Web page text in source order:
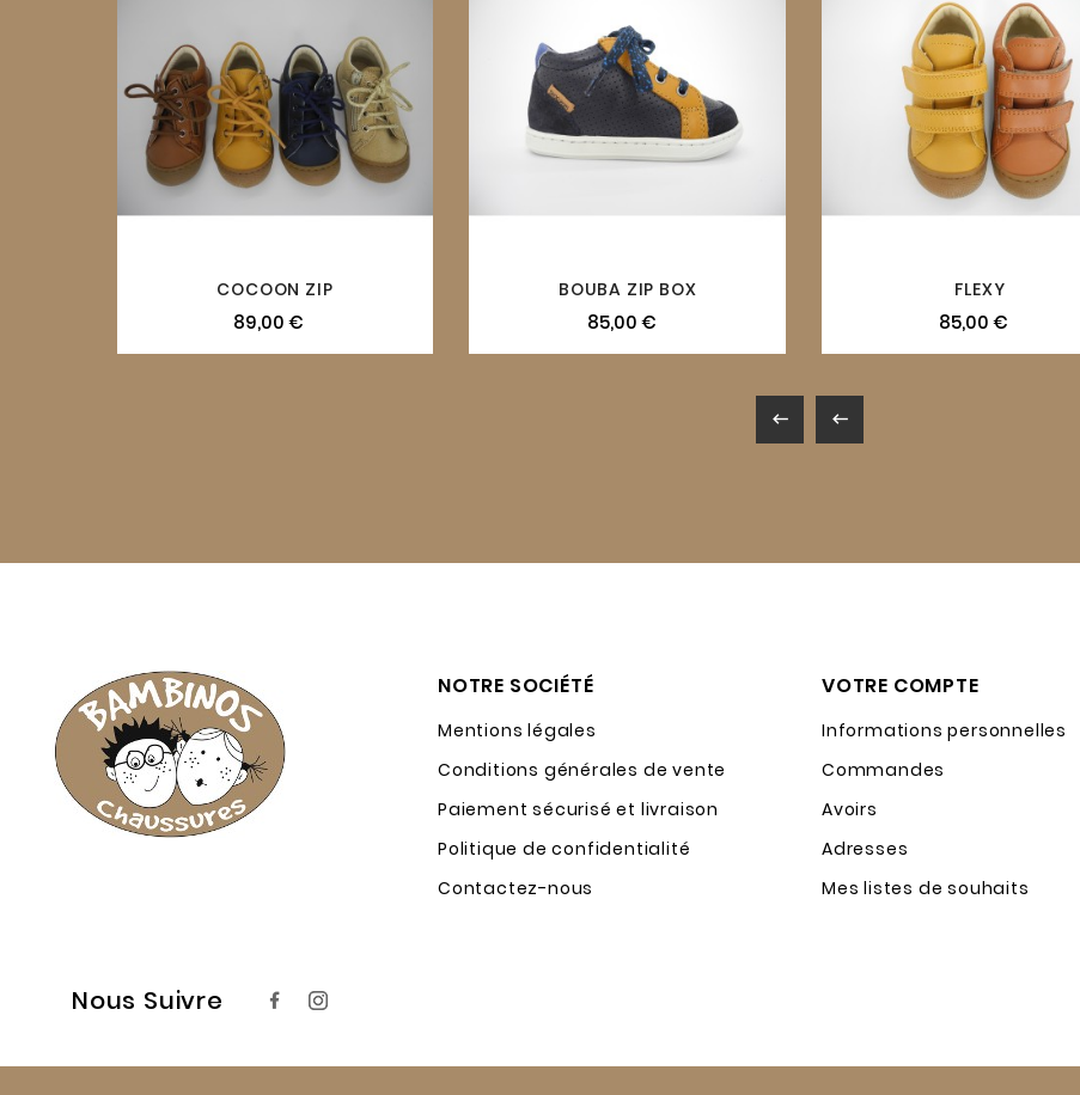
COCOON ZIP
89,00 €
BOUBA ZIP BOX
85,00 €
FLEXY
85,00 €
 
NOTRE SOCIÉTÉ
Mentions légales
Conditions générales de vente
Paiement sécurisé et livraison
Politique de confidentialité
Contactez-nous
VOTRE COMPTE
Informations personnelles
Commandes
Avoirs
Adresses
Mes listes de souhaits
Nous Suivre